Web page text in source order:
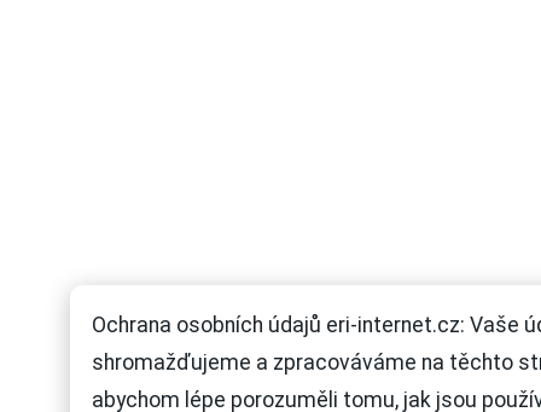
Ochrana osobních údajů eri-internet.cz: Vaše
shromažďujeme a zpracováváme na těchto
abychom lépe porozuměli tomu, jak jsou